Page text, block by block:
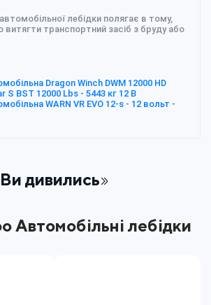
лебідки полягає в тому,
транспортний засіб з бруду або
Dragon Winch DWM 12000 HD
S BST 12000 Lbs - 5443 кг 12 В
WARN VR EVO 12-s - 12 вольт -
Ви дивились
Автомобільні лебідки